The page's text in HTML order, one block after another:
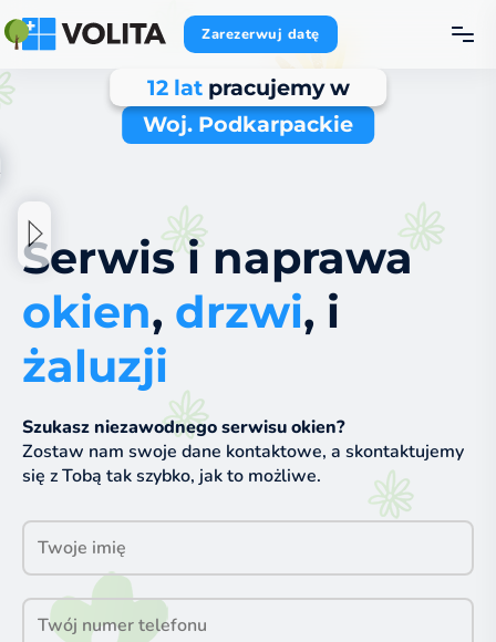
Zarezerwuj datę
12 latpracujemy w
Woj. Podkarpackie
Serwis i naprawa
okien, drzwi, i
żaluzji
Szukasz niezawodnego serwisu okien?
Zostaw nam swoje dane kontaktowe, a skontaktujemy
się z Tobą tak szybko, jak to możliwe.